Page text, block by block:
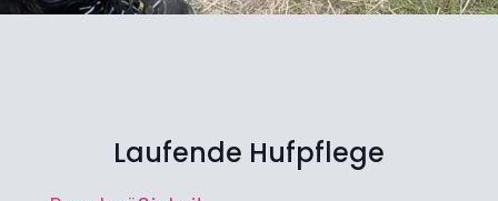
Laufende Hufpflege